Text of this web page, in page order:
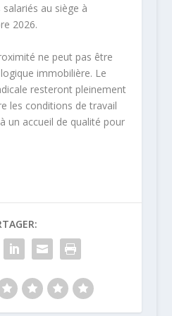
au siège à
2026.
ne peut pas être
immobilière. Le
resteront pleinement
les conditions de travail
un accueil de qualité pour